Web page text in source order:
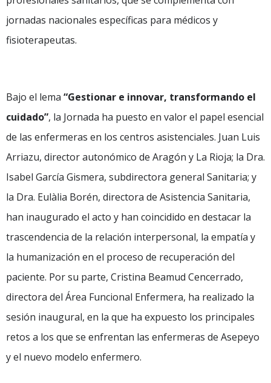
jornadas nacionales específicas para médicos y
fisioterapeutas.
Bajo el lema “Gestionar e innovar, transformando el
cuidado”, la Jornada ha puesto en valor el papel esencial
de las enfermeras en los centros asistenciales. Juan Luis
Arriazu, director autonómico de Aragón y La Rioja; la Dra.
Isabel García Gismera, subdirectora general Sanitaria; y
la Dra. Eulàlia Borén, directora de Asistencia Sanitaria,
han inaugurado el acto y han coincidido en destacar la
trascendencia de la relación interpersonal, la empatía y
la humanización en el proceso de recuperación del
paciente. Por su parte, Cristina Beamud Cencerrado,
directora del Área Funcional Enfermera, ha realizado la
sesión inaugural, en la que ha expuesto los principales
retos a los que se enfrentan las enfermeras de Asepeyo
y el nuevo modelo enfermero.